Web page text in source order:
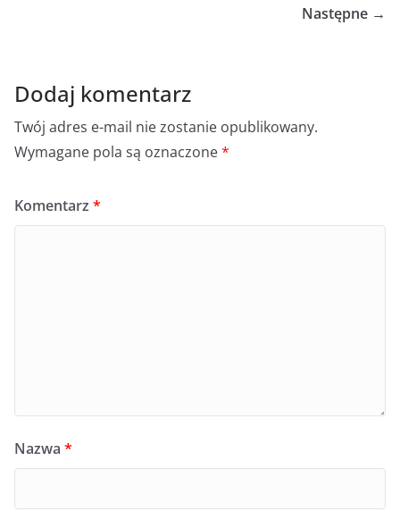
Następne →
Dodaj komentarz
Twój adres e-mail nie zostanie opublikowany.
Wymagane pola są oznaczone*
Komentarz *
Nazwa *